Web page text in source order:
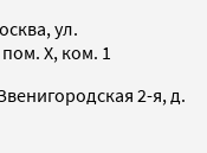
ул.
X, ком. 1
2-я, д.